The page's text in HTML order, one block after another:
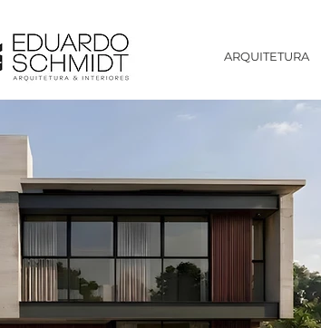
ARQUITETURA